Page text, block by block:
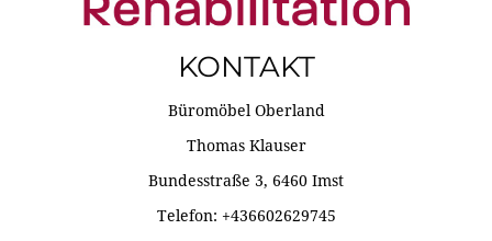
KONTAKT
Büromöbel Oberland
Thomas Klauser
Bundesstraße 3, 6460 Imst
Telefon: +436602629745